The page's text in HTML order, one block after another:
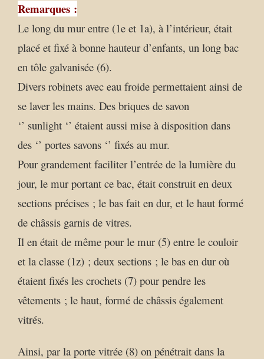
Remarques :
Le long du mur entre (1e et 1a), à l’intérieur, était
placé et fixé à bonne hauteur d’enfants, un long bac
en tôle galvanisée (6).
Divers robinets avec eau froide permettaient ainsi de
se laver les mains. Des briques de savon
‘’ sunlight ‘’ étaient aussi mise à disposition dans
des ‘’ portes savons ‘’ fixés au mur.
Pour grandement faciliter l’entrée de la lumière du
jour, le mur portant ce bac, était construit en deux
sections précises ; le bas fait en dur, et le haut formé
de châssis garnis de vitres.
Il en était de même pour le mur (5) entre le couloir
et la classe (1z) ; deux sections ; le bas en dur où
étaient fixés les crochets (7) pour pendre les
vêtements ; le haut, formé de châssis également
vitrés.
Ainsi, par la porte vitrée (8) on pénétrait dans la